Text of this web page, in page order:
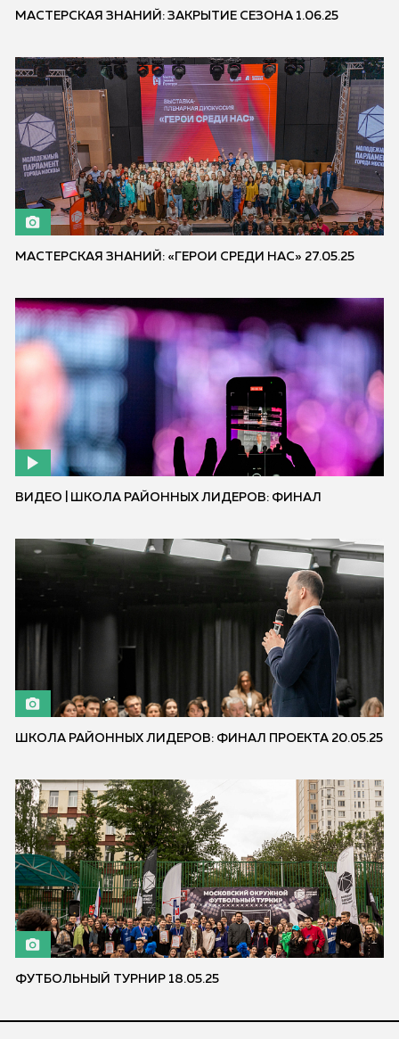
МАСТЕРСКАЯ ЗНАНИЙ: ЗАКРЫТИЕ СЕЗОНА 1.06.25
МАСТЕРСКАЯ ЗНАНИЙ: «ГЕРОИ СРЕДИ НАС» 27.05.25
ВИДЕО | ШКОЛА РАЙОННЫХ ЛИДЕРОВ: ФИНАЛ
ШКОЛА РАЙОННЫХ ЛИДЕРОВ: ФИНАЛ ПРОЕКТА 20.05.25
ФУТБОЛЬНЫЙ ТУРНИР 18.05.25